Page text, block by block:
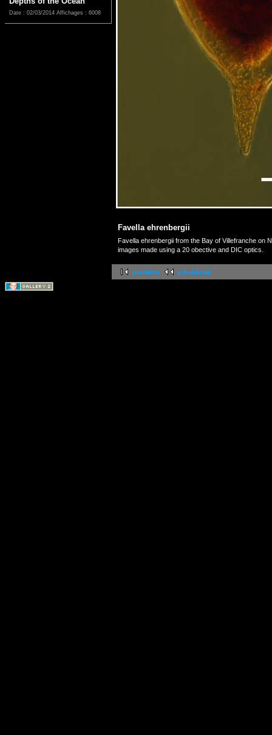
Date : 02/03/2014 Affichages : 6008
Favella ehrenbergii
Favella ehrenbergii from the Bay of Villefranche on
images made using a 20 obective and DIC optics.
première précédente